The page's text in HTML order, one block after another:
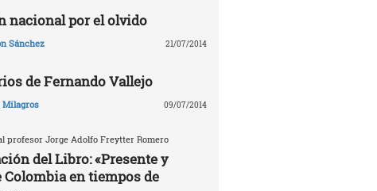
nacional por el olvido
Sánchez 21/07/2014
de Fernando Vallejo
Milagros 09/07/2014
profesor Jorge Adolfo Freytter Romero
del Libro: «Presente y
Colombia en tiempos de